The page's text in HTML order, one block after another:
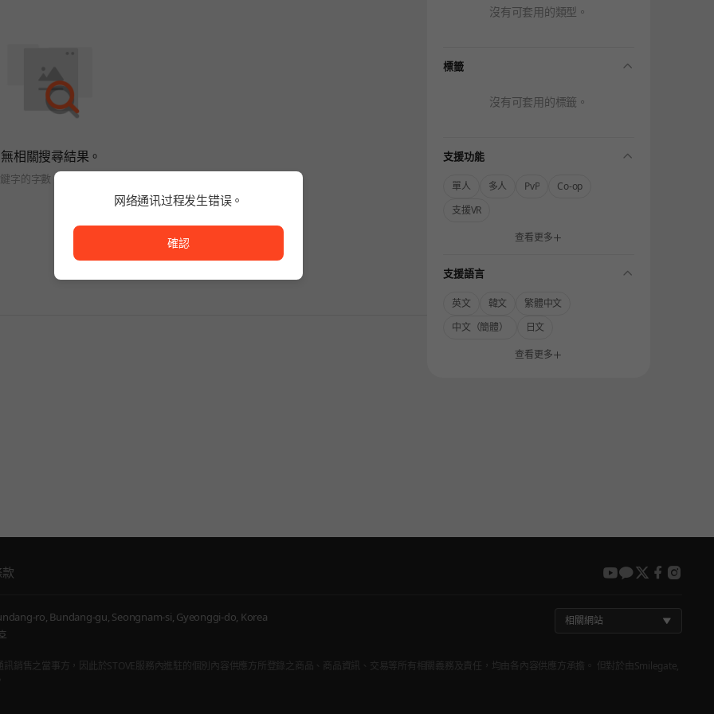
無相關搜尋結果。
字的字數，或變更搜尋條件。
沒有可套用的類型。
標籤 folding
沒有可套用的標籤。
支援功能 folding
單人 多人 PvP
Co-op
支援VR
查看更多
支援語言 folding
英文 韓文
繁體中文
中文（簡體）
日文
查看更多
youtube
kakao
twitter
ro, Bundang-gu, Seongnam-si, Gyeonggi-do, Korea
相關網站
銷售之當事方，因此於STOVE服務內進駐的個別內容供應方所登錄之商品、商品資訊、交易等所有相關義務及責任，均由各內容供應方承擔。 但對於由Smilegate,
网络通讯过程发生错误。
確認